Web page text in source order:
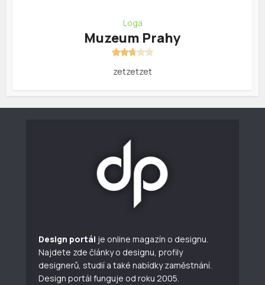
Loga
Muzeum Prahy
zetzetzet
Design portál je online magazín o designu.
Najdete zde články o designu, profily
designerů, studií a také nabídky zaměstnání.
Design portál funguje od roku 2005.